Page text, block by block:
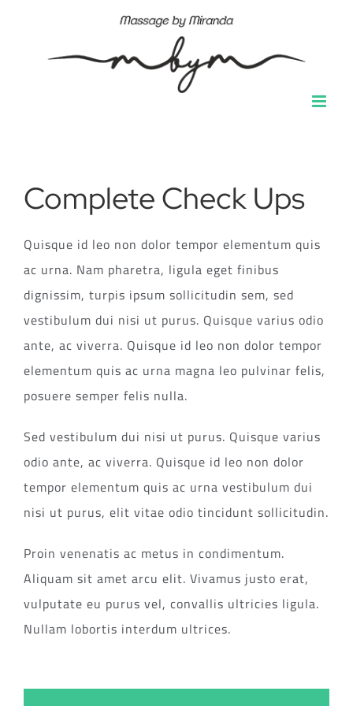
Complete Check Ups
Quisque id leo non dolor tempor elementum quis
ac urna. Nam pharetra, ligula eget finibus
dignissim, turpis ipsum sollicitudin sem, sed
vestibulum dui nisi ut purus. Quisque varius odio
ante, ac viverra. Quisque id leo non dolor tempor
elementum quis ac urna magna leo pulvinar felis,
posuere semper felis nulla.
Sed vestibulum dui nisi ut purus. Quisque varius
odio ante, ac viverra. Quisque id leo non dolor
tempor elementum quis ac urna vestibulum dui
nisi ut purus, elit vitae odio tincidunt sollicitudin.
Proin venenatis ac metus in condimentum.
Aliquam sit amet arcu elit. Vivamus justo erat,
vulputate eu purus vel, convallis ultricies ligula.
Nullam lobortis interdum ultrices.